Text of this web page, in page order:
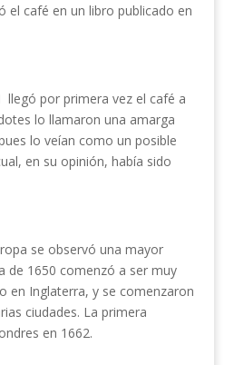
el café en un libro publicado en
llegó por primera vez el café a
lo llamaron una amarga
lo veían como un posible
en su opinión, había sido
se observó una mayor
de 1650 comenzó a ser muy
en Inglaterra, y se comenzaron
ciudades. La primera
en 1662.